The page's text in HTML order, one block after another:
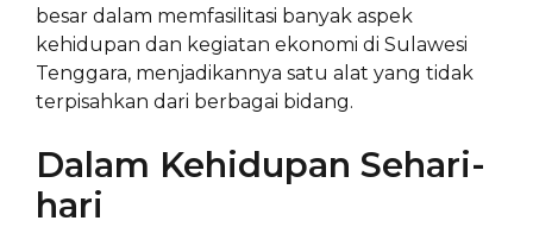
besar dalam memfasilitasi banyak aspek
kehidupan dan kegiatan ekonomi di Sulawesi
Tenggara, menjadikannya satu alat yang tidak
terpisahkan dari berbagai bidang.
Dalam Kehidupan Sehari-
hari